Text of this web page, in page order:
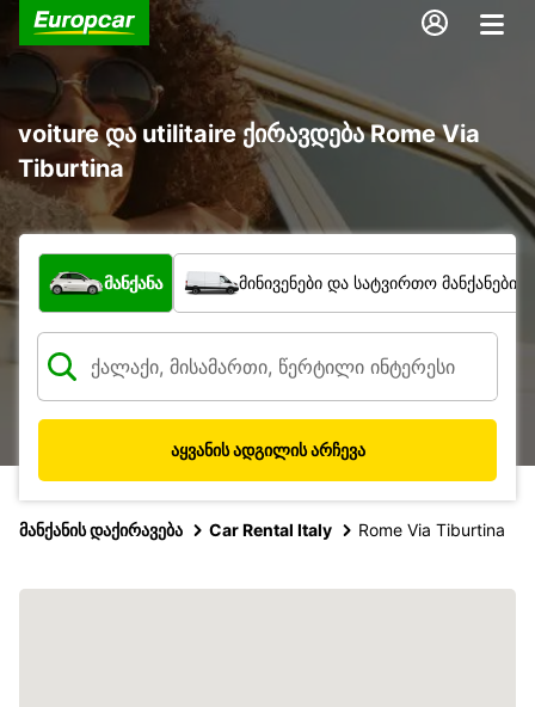
voiture და utilitaire ქირავდება Rome Via
Tiburtina
რა ტიპის ავტომობილი?
მანქანა მინივენები და სატვირთო მანქანები
აყვანის ადგილის არჩევა
მანქანის დაქირავება Car Rental Italy Rome Via Tiburtina